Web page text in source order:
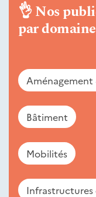
👌Nos
par
Bâtiment
Mobilités